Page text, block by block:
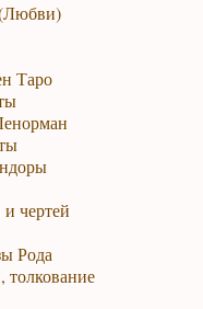
Таро
чертей
Рода